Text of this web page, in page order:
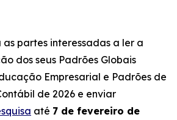
as partes interessadas a ler a
dos seus Padrões Globais
Empresarial e Padrões de
de 2026 e enviar
até 7 de fevereiro de